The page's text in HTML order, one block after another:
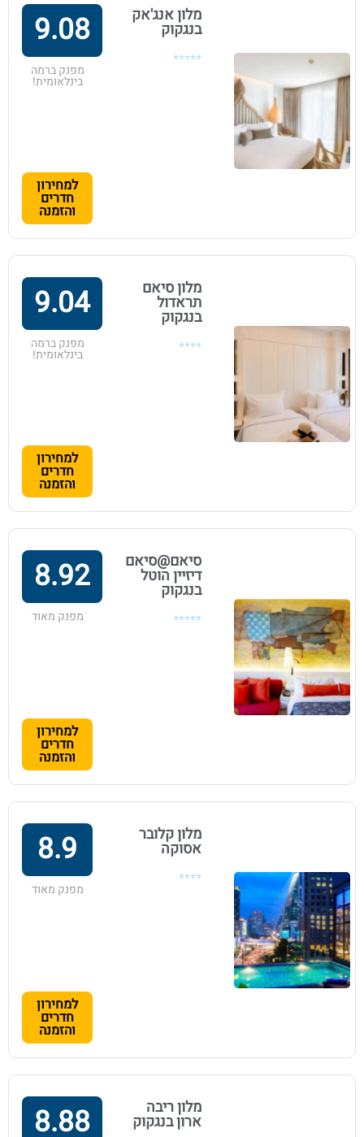
מלון אנג'אק
בנגקוק
⭐⭐⭐⭐⭐
9.08
מפנק ברמה
בינלאומית!
למחירון
חדרים
והזמנה
מלון סיאם
תראדול
בנגקוק
⭐⭐⭐⭐
9.04
מפנק ברמה
בינלאומית!
למחירון
חדרים
והזמנה
סיאם@סיאם
דיזיין הוטל
בנגקוק
⭐⭐⭐⭐⭐
8.92
מפנק מאוד
למחירון
חדרים
והזמנה
מלון קלובר
אסוקה
⭐⭐⭐⭐
8.9
מפנק מאוד
למחירון
חדרים
והזמנה
מלון ריבה
ארון בנגקוק 8.88